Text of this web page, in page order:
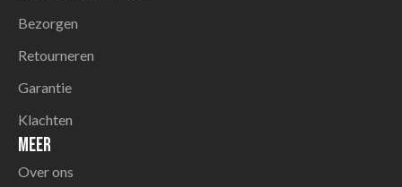
Bezorgen
Retourneren
Garantie
Klachten
Meer
Over ons